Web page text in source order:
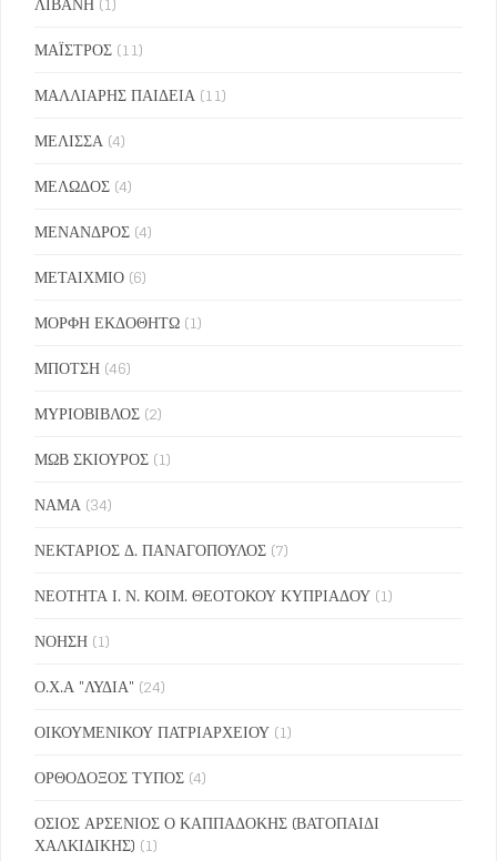
ΜΑΪΣΤΡΟΣ (11)
ΜΑΛΛΙΑΡΗΣ ΠΑΙΔΕΙΑ (11)
ΜΕΛΙΣΣΑ (4)
ΜΕΛΩΔΟΣ (4)
ΜΕΝΑΝΔΡΟΣ (4)
ΜΕΤΑΙΧΜΙΟ (6)
ΜΟΡΦΗ ΕΚΔΟΘΗΤΩ (1)
ΜΠΟΤΣΗ (46)
ΜΥΡΙΟΒΙΒΛΟΣ (2)
ΜΩΒ ΣΚΙΟΥΡΟΣ (1)
ΝΑΜΑ (34)
ΝΕΚΤΑΡΙΟΣ Δ. ΠΑΝΑΓΟΠΟΥΛΟΣ (7)
ΝΕΟΤΗΤΑ Ι. Ν. ΚΟΙΜ. ΘΕΟΤΟΚΟΥ ΚΥΠΡΙΑΔΟΥ (1)
ΝΟΗΣΗ (1)
Ο.Χ.Α "ΛΥΔΙΑ" (24)
ΟΙΚΟΥΜΕΝΙΚΟΥ ΠΑΤΡΙΑΡΧΕΙΟΥ (1)
ΟΡΘΟΔΟΞΟΣ ΤΥΠΟΣ (4)
ΟΣΙΟΣ ΑΡΣΕΝΙΟΣ Ο ΚΑΠΠΑΔΟΚΗΣ (ΒΑΤΟΠΑΙΔΙ
ΧΑΛΚΙΔΙΚΗΣ) (1)